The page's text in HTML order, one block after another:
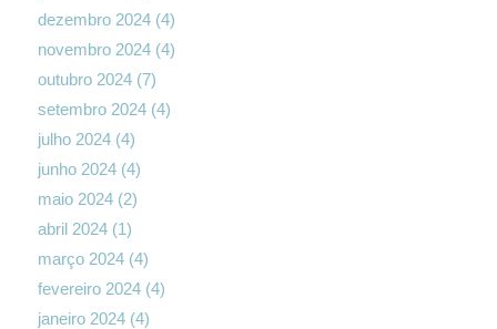
dezembro 2024(4)
novembro 2024(4)
outubro 2024(7)
setembro 2024(4)
julho 2024(4)
junho 2024(4)
maio 2024(2)
abril 2024(1)
março 2024(4)
fevereiro 2024(4)
janeiro 2024(4)